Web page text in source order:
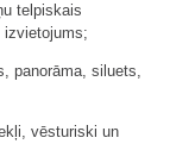
telpiskais
panorāma, siluets,
vēsturiski un